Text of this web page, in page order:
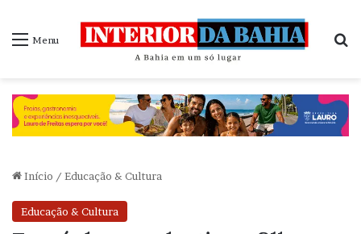
Menu
Início / Educação & Cultura
Educação & Cultura